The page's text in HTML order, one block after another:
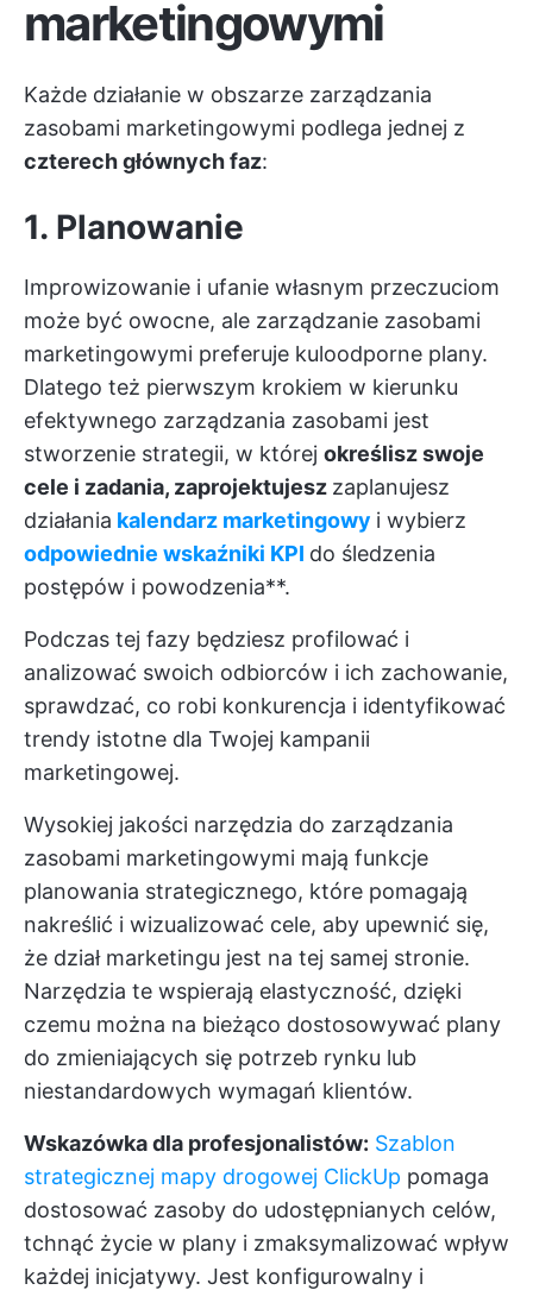
marketingowymi
Każde działanie w obszarze zarządzania
zasobami marketingowymi podlega jednej z
czterech głównych faz:
1. Planowanie
Improwizowanie i ufanie własnym przeczuciom
może być owocne, ale zarządzanie zasobami
marketingowymi preferuje kuloodporne plany.
Dlatego też pierwszym krokiem w kierunku
efektywnego zarządzania zasobami jest
stworzenie strategii, w której określisz swoje
cele i zadania, zaprojektujesz zaplanujesz
działania kalendarz marketingowy i wybierz
odpowiednie wskaźniki KPI do śledzenia
postępów i powodzenia**.
Podczas tej fazy będziesz profilować i
analizować swoich odbiorców i ich zachowanie,
sprawdzać, co robi konkurencja i identyfikować
trendy istotne dla Twojej kampanii
marketingowej.
Wysokiej jakości narzędzia do zarządzania
zasobami marketingowymi mają funkcje
planowania strategicznego, które pomagają
nakreślić i wizualizować cele, aby upewnić się,
że dział marketingu jest na tej samej stronie.
Narzędzia te wspierają elastyczność, dzięki
czemu można na bieżąco dostosowywać plany
do zmieniających się potrzeb rynku lub
niestandardowych wymagań klientów.
Wskazówka dla profesjonalistów: Szablon
strategicznej mapy drogowej ClickUp pomaga
dostosować zasoby do udostępnianych celów,
tchnąć życie w plany i zmaksymalizować wpływ
każdej inicjatywy. Jest konfigurowalny i